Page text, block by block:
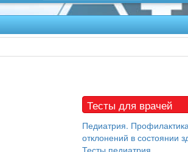
Тесты для врачей
Педиатрия.
отклонений в состоянии
Тесты педиатрия